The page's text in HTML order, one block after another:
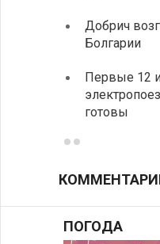
Добрич
Болгарии
Первые 12
готовы
ПОГОДА